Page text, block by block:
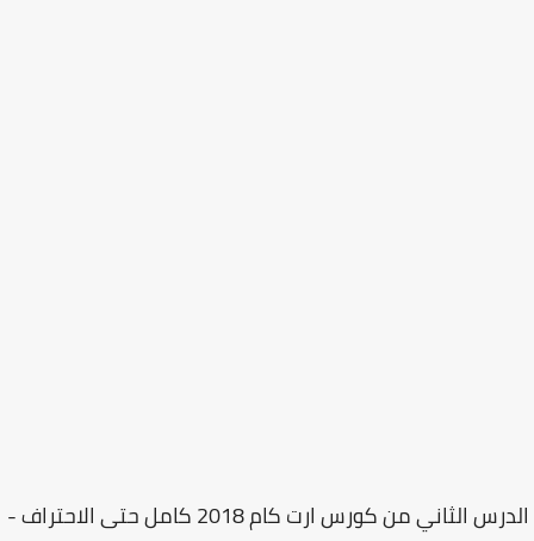
الدرس الثاني من كورس ارت كام 2018 كامل حتى الاحتراف -